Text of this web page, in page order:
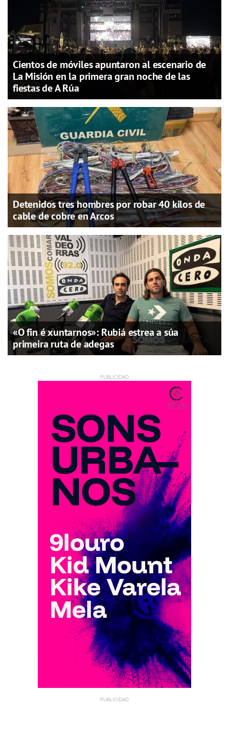
Cientos de móviles apuntaron al escenario de
La Misión en la primera gran noche de las
fiestas de A Rúa
Detenidos tres hombres por robar 40 kilos de
cable de cobre en Arcos
«O fin é xuntarnos»: Rubiá estrea a súa
primeira ruta de adegas